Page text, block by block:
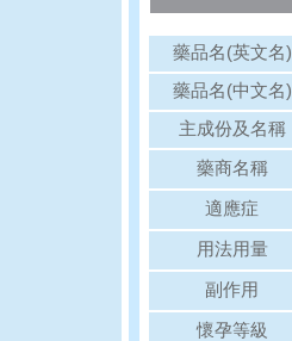
藥品名(英文名)
藥品名(中文名)
主成份及名稱
藥商名稱
適應症
用法用量
副作用
懷孕等級